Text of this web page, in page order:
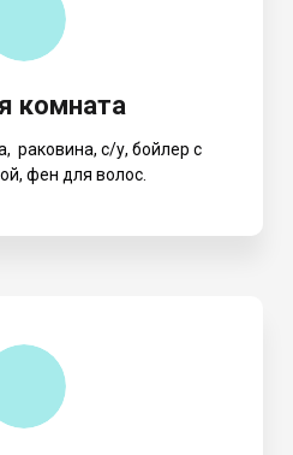
комната
раковина, с/у, бойлер с
фен для волос.